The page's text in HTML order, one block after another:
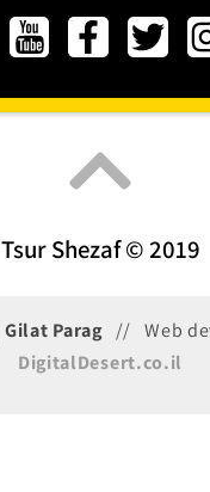
Tsur Shezaf © 2019
Gilat Parag// Web
DigitalDesert.co.il